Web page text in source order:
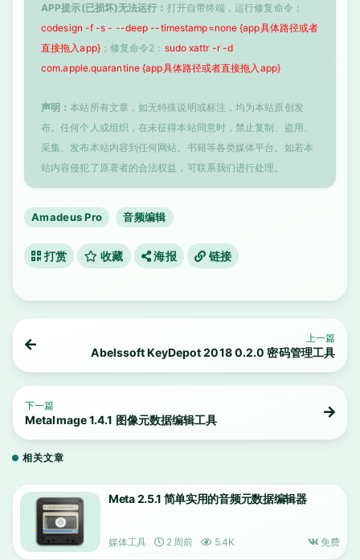
APP提示(已损坏)无法运行： 打开自带终端，运行修复命令：
codesign -f -s - --deep --timestamp=none {app具体路径或者
直接拖入app}；修复命令2： sudo xattr -r -d
com.apple.quarantine {app具体路径或者直接拖入app}
声明：本站所有文章，如无特殊说明或标注，均为本站原创发
布。任何个人或组织，在未征得本站同意时，禁止复制、盗用、
采集、发布本站内容到任何网站、书籍等各类媒体平台。如若本
站内容侵犯了原著者的合法权益，可联系我们进行处理。
Amadeus Pro 音频编辑
打赏 收藏 海报 链接
上一篇
Abelssoft KeyDepot 2018 0.2.0 密码管理工具
下一篇
MetaImage 1.4.1 图像元数据编辑工具
相关文章
Meta 2.5.1 简单实用的音频元数据编辑器
媒体工具 2 周前 5.4K 免费